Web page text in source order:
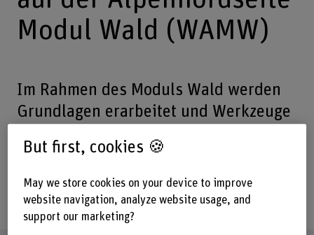
Modul Wald (WAMW)
Im Rahmen des Moduls Wald werden
Grundlagen erarbeitet und Werkzeuge
Beurteilung der Grunddisposition zu
Waldbrand und Massnahmen nach
Waldbrand.
But first, cookies 🍪
May we store cookies on your device to improve
website navigation, analyze website usage, and
support our marketing?